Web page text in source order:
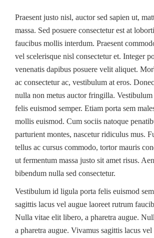
Praesent justo nisl, auctor sed sapien ut,
massa. Sed posuere consectetur est at
faucibus mollis interdum. Praesent
vel scelerisque nisl consectetur et. Integer
venenatis dapibus posuere velit aliquet.
ac consectetur ac, vestibulum at eros.
nulla non metus auctor fringilla.
felis euismod semper. Etiam porta sem
mollis euismod. Cum sociis natoque
parturient montes, nascetur ridiculus mus.
tellus ac cursus commodo, tortor mauris
ut fermentum massa justo sit amet risus.
bibendum nulla sed consectetur.
Vestibulum id ligula porta felis euismod
sagittis lacus vel augue laoreet rutrum
Nulla vitae elit libero, a pharetra augue.
a pharetra augue. Vivamus sagittis lacus vel